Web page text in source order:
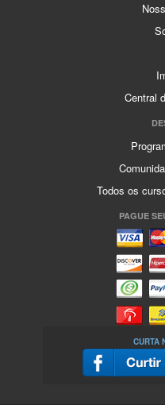
Central
Todos os
PAGUE
CURTA